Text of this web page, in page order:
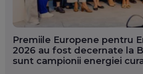
Premiile Europene pentru
2026 au fost decernate la
sunt campionii energiei